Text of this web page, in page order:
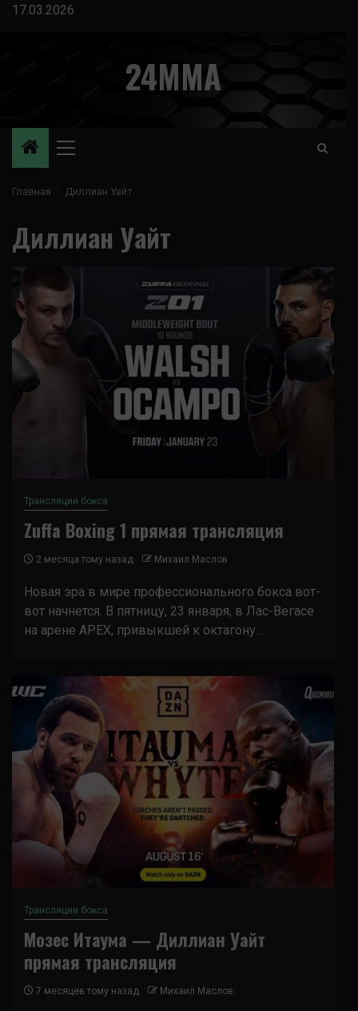
Перейти
17.03.2026
24MMA
Основное
Главная Диллиан Уайт
Диллиан Уайт
Трансляции бокса
Zuffa Boxing 1 прямая трансляция
2 месяца тому назад Михаил Маслов
Новая эра в мире профессионального бокса вот-
вот начнется. В пятницу, 23 января, в Лас-Вегасе
на арене APEX, привыкшей к октагону...
Трансляции бокса
Мозес Итаума — Диллиан Уайт
прямая трансляция
7 месяцев тому назад Михаил Маслов